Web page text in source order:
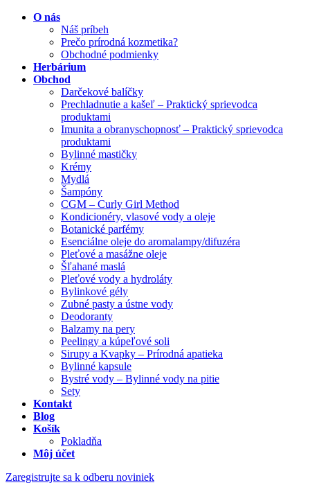
O nás
Náš príbeh
Prečo prírodná kozmetika?
Obchodné podmienky
Herbárium
Obchod
Darčekové balíčky
Prechladnutie a kašeľ – Praktický sprievodca
produktami
Imunita a obranyschopnosť – Praktický sprievodca
produktami
Bylinné mastičky
Krémy
Mydlá
Šampóny
CGM – Curly Girl Method
Kondicionéry, vlasové vody a oleje
Botanické parfémy
Esenciálne oleje do aromalampy/difuzéra
Pleťové a masážne oleje
Šľahané maslá
Pleťové vody a hydroláty
Bylinkové gély
Zubné pasty a ústne vody
Deodoranty
Balzamy na pery
Peelingy a kúpeľové soli
Sirupy a Kvapky – Prírodná apatieka
Bylinné kapsule
Bystré vody – Bylinné vody na pitie
Sety
Kontakt
Blog
Košík
Pokladňa
Môj účet
Zaregistrujte sa k odberu noviniek